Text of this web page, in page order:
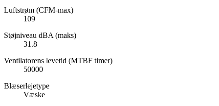
Luftstrøm (CFM-max)
109
Støjniveau dBA (maks)
31.8
Ventilatorens levetid (MTBF timer)
50000
Blæserlejetype
Væske